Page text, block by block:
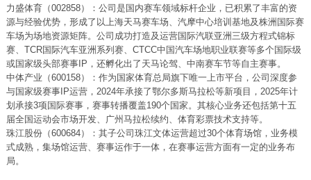
力盛体育（002858）：公司是国内赛车领域标杆企业，已积累了丰富的资
源与经验优势，形成了以上海天马赛车场、汽摩中心培训基地及株洲国际赛
车场为场地资源矩阵。公司成功打造及运营国际汽联亚洲三级方程式锦标
赛、TCR国际汽车亚洲系列赛、CTCC中国汽车场地职业联赛等多个国际级
或国家级头部赛事IP，还孵化出了天马论驾、中南赛车节等自主赛事。
中体产业（600158）：作为国家体育总局旗下唯一上市平台，公司深度参
与国家级赛事IP运营，2024年承接了鄂尔多斯马拉松等新项目，2025年计
划承接3项国际赛事，赛事转播覆盖190个国家。其核心业务还包括第十五
届全国运动会市场开发、广州马拉松续约、体育彩票技术支持等。
珠江股份（600684）：其子公司珠江文体运营超过30个体育场馆，业务模
式成熟，集场馆运营、赛事运作于一体，在赛事运营方面有一定的业务布
局。